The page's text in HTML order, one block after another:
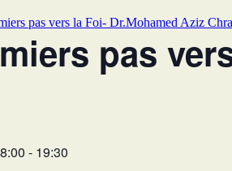
pas vers la Foi- Dr.Mohamed Aziz
pas
- 19:30